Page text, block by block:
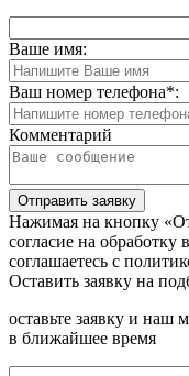
Ваше имя:
Ваш номер телефона*:
Комментарий
Отправить заявку
Нажимая на кнопку
согласие на обработку
соглашаетесь с
Оставить заявку на
оставьте заявку и наш
в ближайшее время